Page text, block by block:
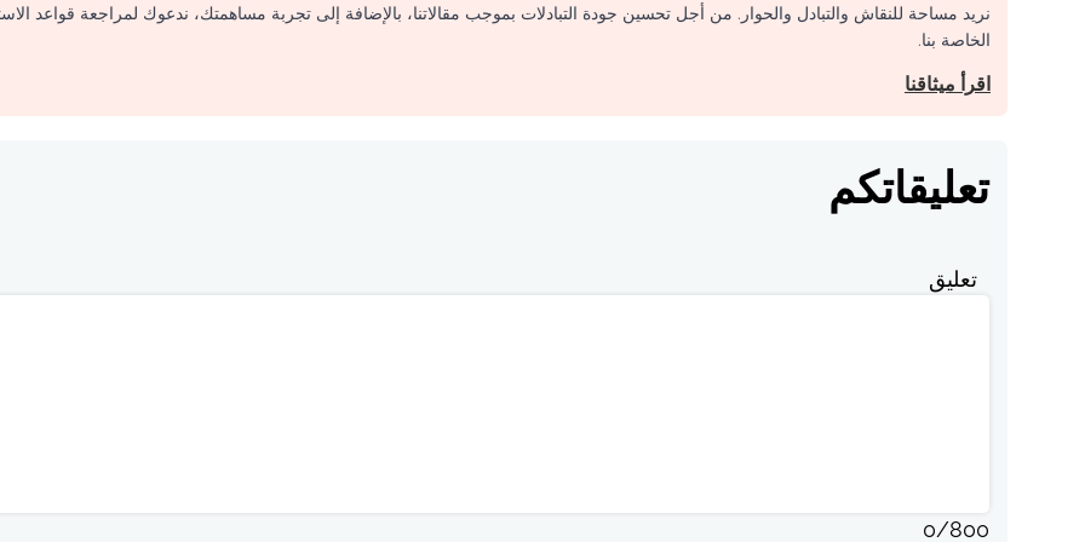
نريد مساحة للنقاش والتبادل والحوار. من أجل تحسين جودة التبادلات بموجب مقالاتنا، بالإضافة إلى تجربة مساهمتك، ندعوك لمراجعة قواعد
الخاصة بنا.
اقرأ ميثاقنا
تعليقاتكم
تعليق
0/800